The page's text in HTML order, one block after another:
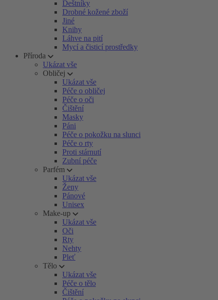
Deštníky
Drobné kožené zboží
Jiné
Knihy
Láhve na pití
Mycí a čisticí prostředky
Příroda
Ukázat vše
Obličej
Ukázat vše
Péče o obličej
Péče o oči
Čištění
Masky
Páni
Péče o pokožku na slunci
Péče o rty
Proti stárnutí
Zubní péče
Parfém
Ukázat vše
Ženy
Pánové
Unisex
Make-up
Ukázat vše
Oči
Rty
Nehty
Pleť
Tělo
Ukázat vše
Péče o tělo
Čištění